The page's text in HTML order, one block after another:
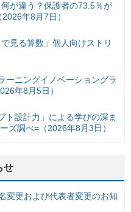
が違う？保護者の73.5％が
年8月7日）
見る算数」個人向けストリ
ーニングイノベーショングラ
年8月5日）
ト設計力」による学びの深ま
ズ調べ=（2026年8月3日）
せ
変更および代表者変更のお知